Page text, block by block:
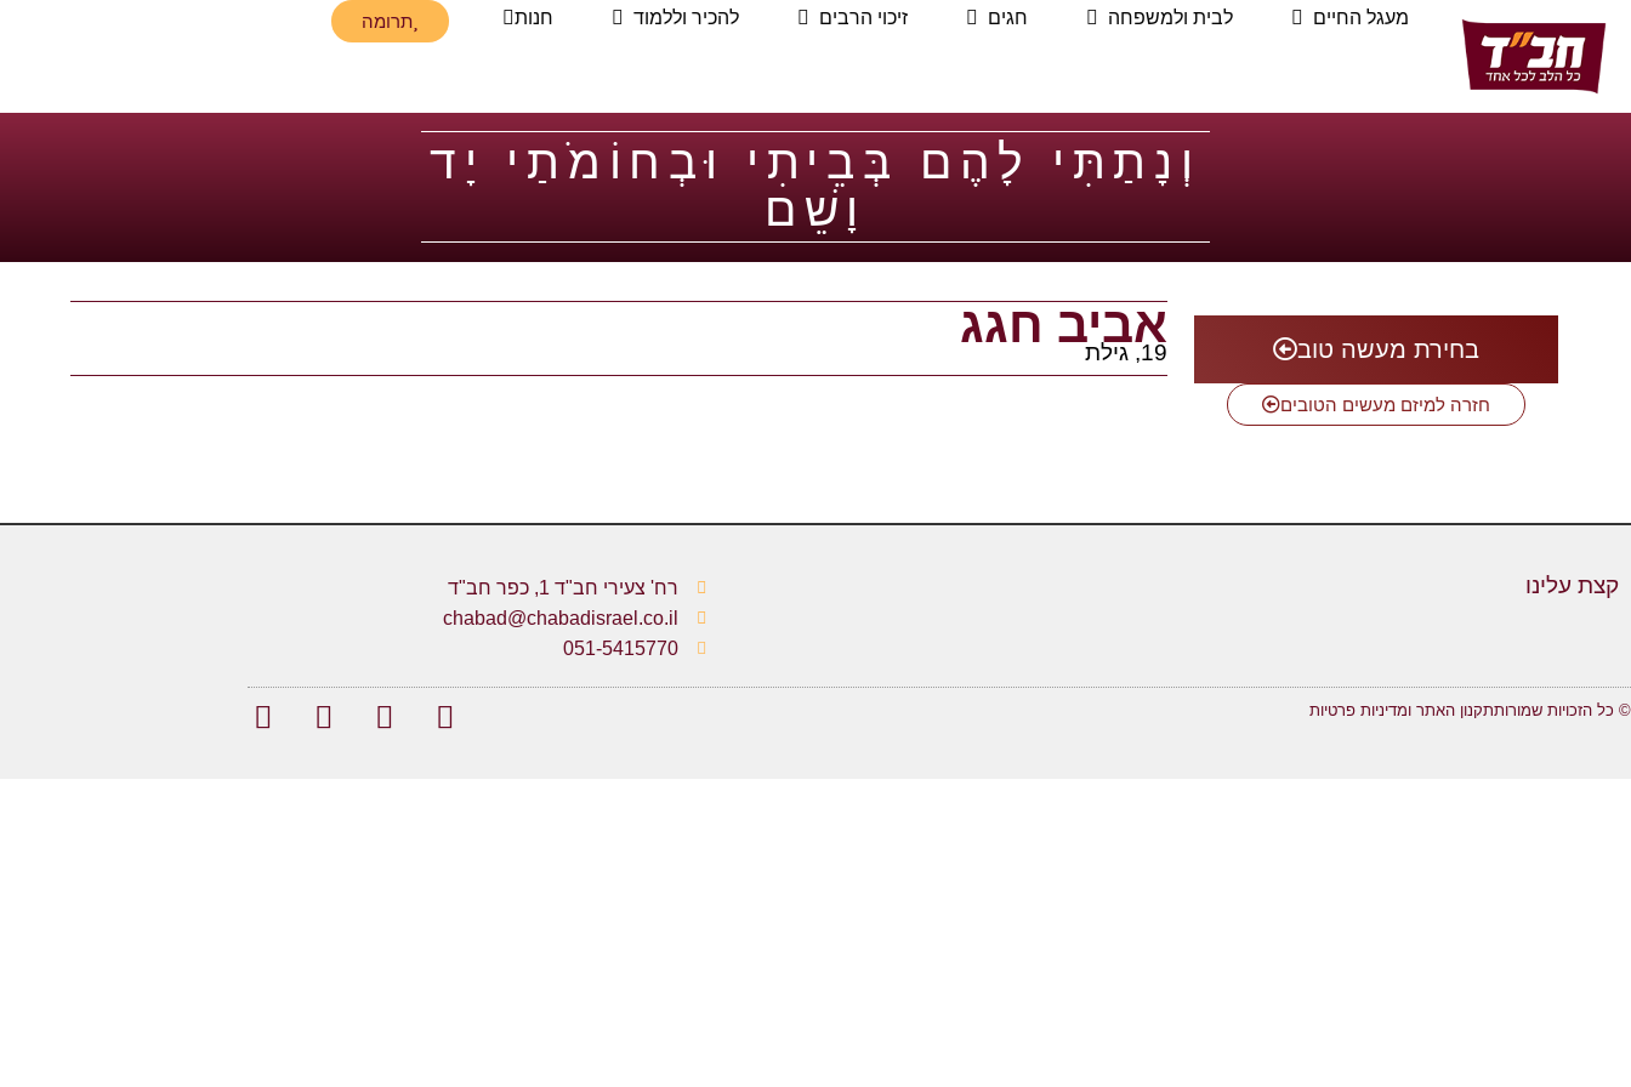
מעגל החיים לבית ולמשפחה חגים זיכוי הרבים להכיר וללמוד חנות תרומה
וְנָתַתִּי לָהֶם בְּבֵיתִי וּבְחוֹמֹתַי יָד
וָשֵׁם
בחירת מעשה טוב
חזרה למיזם מעשים הטובים
אביב חגג
19, גילת
קצת עלינו
רח' צעירי חב"ד 1, כפר חב"ד
chabad@chabadisrael.co.il
051-5415770
© כל הזכויות שמורותתקנון האתר ומדיניות פרטיות